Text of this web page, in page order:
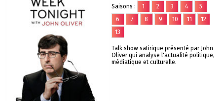
Saisons : 1 2 3 4
5
6
7 8 9 10 11
12
13
Talk show satirique présenté par John
Oliver qui analyse l'actualité politique,
médiatique et culturelle.